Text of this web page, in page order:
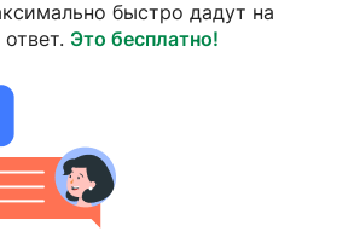
быстро дадут на
Это бесплатно!